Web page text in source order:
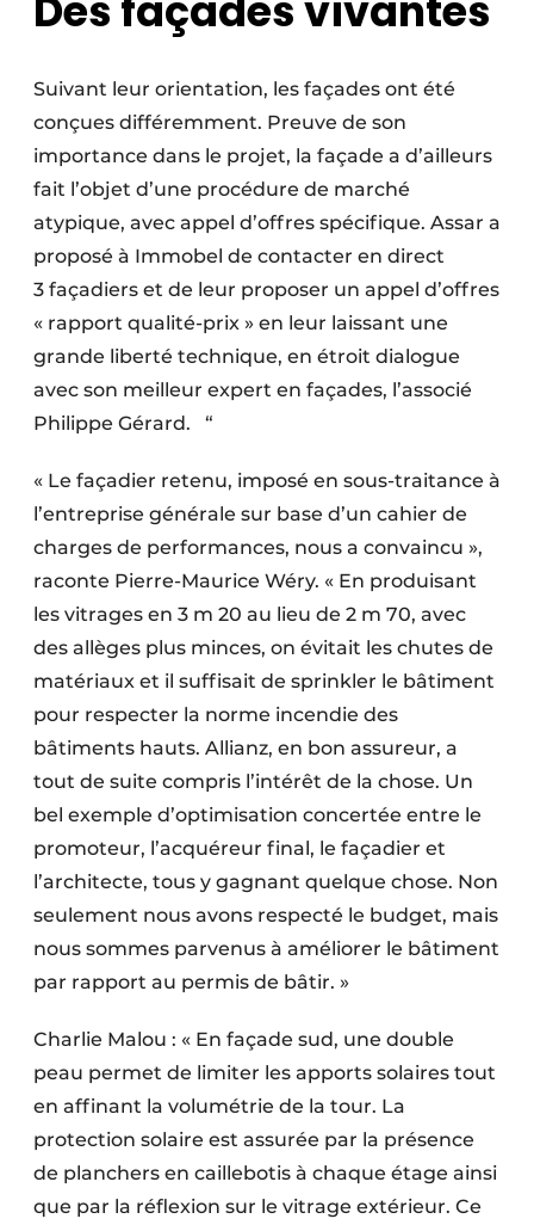
Suivant leur orientation, les façades ont été
conçues différemment. Preuve de son
importance dans le projet, la façade a d’ailleurs
fait l’objet d’une procédure de marché
atypique, avec appel d’offres spécifique. Assar a
proposé à Immobel de contacter en direct
3 façadiers et de leur proposer un appel d’offres
« rapport qualité-prix » en leur laissant une
grande liberté technique, en étroit dialogue
avec son meilleur expert en façades, l’associé
Philippe Gérard. “
« Le façadier retenu, imposé en sous-traitance à
l’entreprise générale sur base d’un cahier de
charges de performances, nous a convaincu »,
raconte Pierre-Maurice Wéry. « En produisant
les vitrages en 3 m 20 au lieu de 2 m 70, avec
des allèges plus minces, on évitait les chutes de
matériaux et il suffisait de sprinkler le bâtiment
pour respecter la norme incendie des
bâtiments hauts. Allianz, en bon assureur, a
tout de suite compris l’intérêt de la chose. Un
bel exemple d’optimisation concertée entre le
promoteur, l’acquéreur final, le façadier et
l’architecte, tous y gagnant quelque chose. Non
seulement nous avons respecté le budget, mais
nous sommes parvenus à améliorer le bâtiment
par rapport au permis de bâtir. »
Charlie Malou : « En façade sud, une double
peau permet de limiter les apports solaires tout
en affinant la volumétrie de la tour. La
protection solaire est assurée par la présence
de planchers en caillebotis à chaque étage ainsi
que par la réflexion sur le vitrage extérieur. Ce